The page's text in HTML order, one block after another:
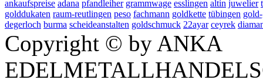
ankaufspreise adana pfandleiher grammwage esslingen altin juwelier
golddukaten raum-reutlingen peso fachmann goldkette tübingen
degerloch burma scheideanstalten goldschmuck 22ayar ceyrek
Copyright © by ANKA